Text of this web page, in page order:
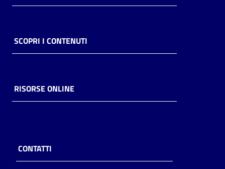
SCOPRI I CONTENUTI
RISORSE ONLINE
CONTATTI